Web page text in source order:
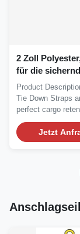
2 Zoll
für die
verpackende
Product
Tie Down Straps
perfect cargo
for securely...
Jetzt